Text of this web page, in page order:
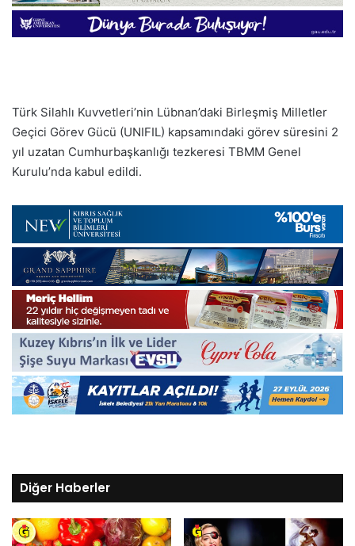
Türk Silahlı Kuvvetleri’nin Lübnan’daki Birleşmiş Milletler
Geçici Görev Gücü (UNIFIL) kapsamındaki görev süresini 2
yıl uzatan Cumhurbaşkanlığı tezkeresi TBMM Genel
Kurulu’nda kabul edildi.
Diğer Haberler